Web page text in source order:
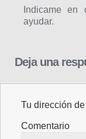
Indicame
ayudar.
Deja una
Tu dirección
Comentario